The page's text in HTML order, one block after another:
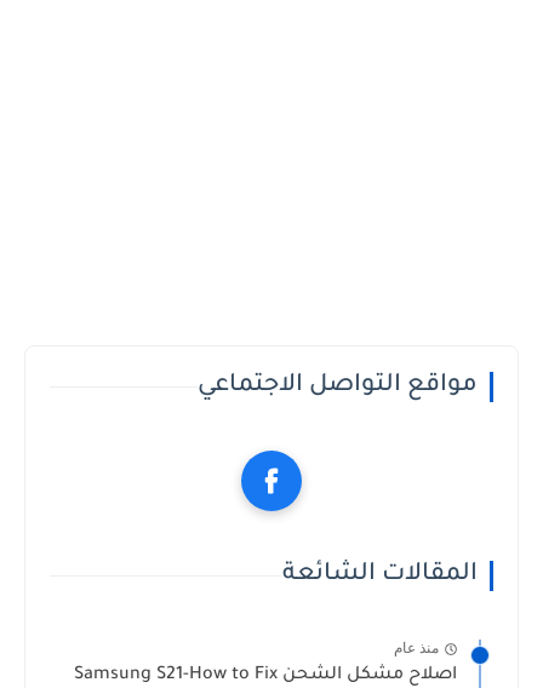
مواقع التواصل الاجتماعي
المقالات الشائعة
منذ عام
اصلاح مشكل الشحن Samsung S21-How to Fix